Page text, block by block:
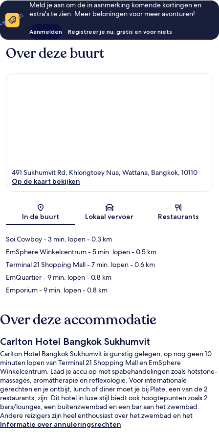
Meld je aan om de in aanmerking komende kortingen en
extra's te zien. Meer beloningen voor meer avonturen!
Aanmelden Registreer je nu, gratis en voor niets
Over deze buurt
Kaart
491 Sukhumvit Rd, Khlongtoey Nua, Wattana, Bangkok, 10110
Op de kaart bekijken
In de buurt Lokaal vervoer Restaurants
Soi Cowboy- 3 min. lopen- 0.3 km
EmSphere Winkelcentrum- 5 min. lopen- 0.5 km
Terminal 21 Shopping Mall- 7 min. lopen- 0.6 km
EmQuartier- 9 min. lopen- 0.8 km
Emporium- 9 min. lopen- 0.8 km
Over deze accommodatie
Carlton Hotel Bangkok Sukhumvit
Carlton Hotel Bangkok Sukhumvit is gunstig gelegen, op nog geen 10
minuten lopen van Terminal 21 Shopping Mall en EmSphere
Winkelcentrum. Laad je accu op met spabehandelingen zoals hotstone-
massages, aromatherapie en reflexologie. Voor internationale
gerechten en je ontbijt, lunch of diner moet je bij Plate, een van de 2
restaurants, zijn. Dit hotel in luxe stijl biedt ook hoogtepunten zoals 2
bars/lounges, een buitenzwembad en een bar aan het zwembad.
Andere reizigers zijn heel enthousiast over het zwembad en het
behulpzame personeel. Het openbaar vervoer vind je op korte
Informatie over annuleringsrechten